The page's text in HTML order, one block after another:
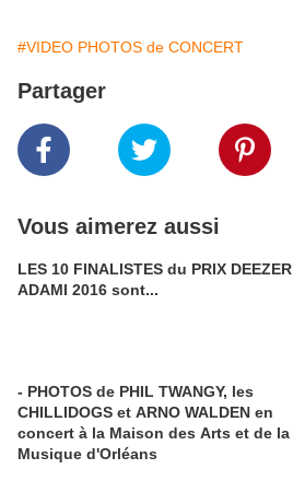
#VIDEO PHOTOS de CONCERT
Partager
Vous aimerez aussi
LES 10 FINALISTES du PRIX DEEZER
ADAMI 2016 sont...
- PHOTOS de PHIL TWANGY, les
CHILLIDOGS et ARNO WALDEN en
concert à la Maison des Arts et de la
Musique d'Orléans